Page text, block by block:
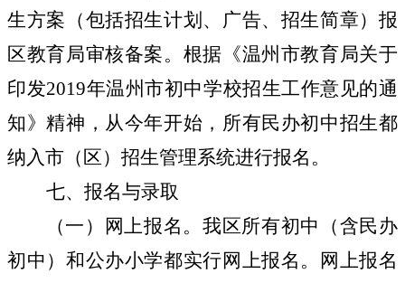
生方案（包括招生计划、广告、招生简章）报
区教育局审核备案。根据《温州市教育局关于
印发2019年温州市初中学校招生工作意见的通
知》精神，从今年开始，所有民办初中招生都
纳入市（区）招生管理系统进行报名。
七、报名与录取
（一）网上报名。 我区所有初中（含民办
初中）和公办小学都实行网上报名。
网上报名